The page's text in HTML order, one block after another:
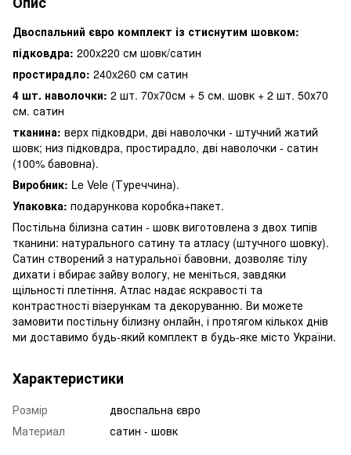
Двоспальний євро комплект із стиснутим шовком:
підковдра: 200x220 см шовк/сатин
простирадло: 240x260 см сатин
4 шт. наволочки: 2 шт. 70x70см + 5 см. шовк + 2 шт. 50х70
см. сатин
тканина: верх підковдри, дві наволочки - штучний жатий
шовк; низ підковдра, простирадло, дві наволочки - сатин
(100% бавовна).
Виробник: Le Vele (Туреччина).
Упаковка: подарункова коробка+пакет.
Постільна білизна сатин - шовк виготовлена ​​з двох типів
тканини: натурального сатину та атласу (штучного шовку).
Сатин створений з натуральної бавовни, дозволяє тілу
дихати і вбирає зайву вологу, не меніться, завдяки
щільності плетіння. Атлас надає яскравості та
контрастності візерункам та декоруванню. Ви можете
замовити постільну білизну онлайн, і протягом кількох днів
ми доставимо будь-який комплект в будь-яке місто України.
Характеристики
Розмір
двоспальна євро
Материал
сатин - шовк